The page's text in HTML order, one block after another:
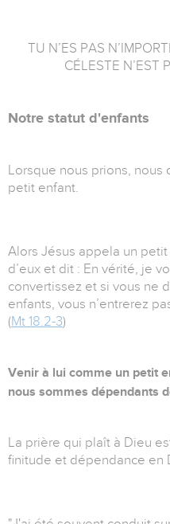
TU N’ES PAS
CÉLESTE N’EST
Notre statut d'enfants
Lorsque nous prions, nous
petit enfant.
Alors Jésus appela un
d’eux et dit : En vérité, je
convertissez et si vous ne
enfants, vous n’entrerez
(Mt 18.2-3)
Venir à lui comme un petit
nous sommes dépendants
La prière qui plaît à Dieu
finitude et dépendance en